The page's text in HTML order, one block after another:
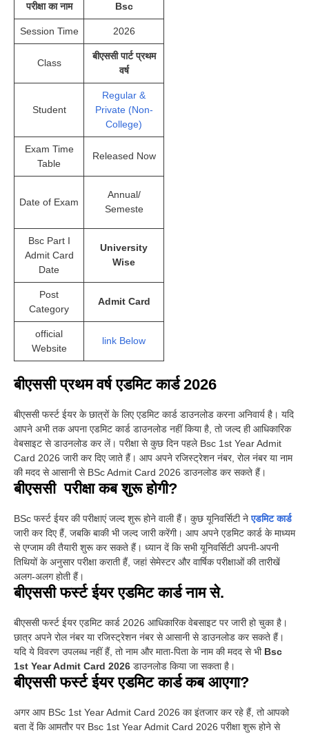
परीक्षा का नाम Bsc
Session Time 2026
Class
बीएससी पार्ट प्रथम
वर्ष
Student
Regular &
Private (Non-
College)
Exam Time
Table
Released Now
Date of Exam
Annual/
Semeste
Bsc Part I
Admit Card
Date
University
Wise
Post
Category
Admit Card
official
Website
link Below
बीएससी प्रथम वर्ष एडमिट कार्ड 2026
बीएससी फर्स्ट ईयर के छात्रों के लिए एडमिट कार्ड डाउनलोड करना अनिवार्य है। यदि
आपने अभी तक अपना एडमिट कार्ड डाउनलोड नहीं किया है, तो जल्द ही आधिकारिक
वेबसाइट से डाउनलोड कर लें। परीक्षा से कुछ दिन पहले Bsc 1st Year Admit
Card 2026 जारी कर दिए जाते हैं। आप अपने रजिस्ट्रेशन नंबर, रोल नंबर या नाम
की मदद से आसानी से BSc Admit Card 2026 डाउनलोड कर सकते हैं।
बीएससी परीक्षा कब शुरू होगी?
BSc फर्स्ट ईयर की परीक्षाएं जल्द शुरू होने वाली हैं। कुछ यूनिवर्सिटी नेएडमिट कार्ड
जारी कर दिए हैं, जबकि बाकी भी जल्द जारी करेंगी। आप अपने एडमिट कार्ड के माध्यम
से एग्जाम की तैयारी शुरू कर सकते हैं। ध्यान दें कि सभी यूनिवर्सिटी अपनी-अपनी
तिथियों के अनुसार परीक्षा कराती हैं, जहां सेमेस्टर और वार्षिक परीक्षाओं की तारीखें
अलग-अलग होती हैं।
बीएससी फर्स्ट ईयर एडमिट कार्ड नाम से.
बीएससी फर्स्ट ईयर एडमिट कार्ड 2026 आधिकारिक वेबसाइट पर जारी हो चुका है।
छात्र अपने रोल नंबर या रजिस्ट्रेशन नंबर से आसानी से डाउनलोड कर सकते हैं।
यदि ये विवरण उपलब्ध नहीं हैं, तो नाम और माता-पिता के नाम की मदद से भी Bsc
1st Year Admit Card 2026 डाउनलोड किया जा सकता है।
बीएससी फर्स्ट ईयर एडमिट कार्ड कब आएगा?
अगर आप BSc 1st Year Admit Card 2026 का इंतजार कर रहे हैं, तो आपको
बता दें कि आमतौर पर Bsc 1st Year Admit Card 2026 परीक्षा शुरू होने से